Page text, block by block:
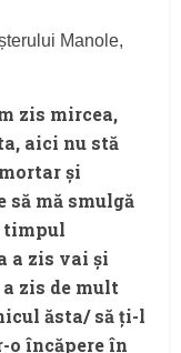
Manole,
zis mircea,
aici nu stă
și
mă smulgă
timpul
a zis vai și
zis de mult
ăsta/ să ți-l
o încăpere în